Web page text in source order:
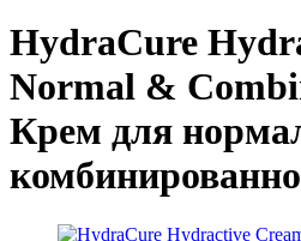
HydraCure
Normal &
Крем для